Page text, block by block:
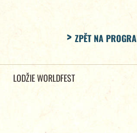
ZPĚT NA
LODŽIE WORLDFEST